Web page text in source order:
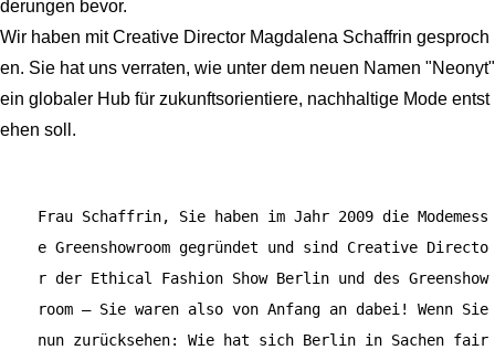
derungen bevor.
Wir haben mit Creative Director Magdalena Schaffrin gesproch
en. Sie hat uns verraten, wie unter dem neuen Namen "Neonyt"
ein globaler Hub für zukunftsorientiere, nachhaltige Mode entst
ehen soll.
Frau Schaffrin, Sie haben im Jahr 2009 die Modemess
e Greenshowroom gegründet und sind Creative Directo
r der Ethical Fashion Show Berlin und des Greenshow
room – Sie waren also von Anfang an dabei! Wenn Sie
nun zurücksehen: Wie hat sich Berlin in Sachen fair